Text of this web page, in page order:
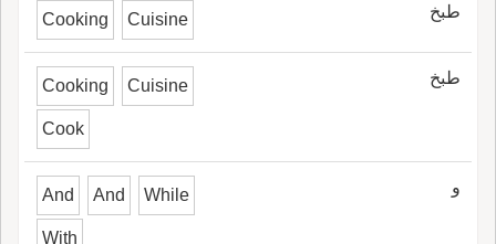
طبخ Cooking Cuisine
طبخ Cooking Cuisine
Cook
و And And While
With